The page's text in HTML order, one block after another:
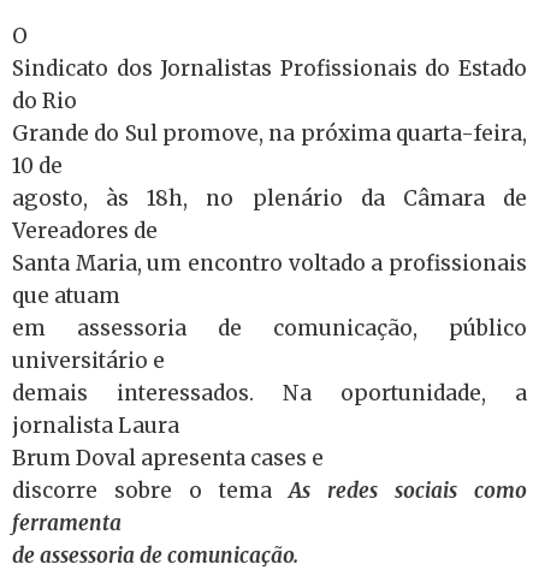
O
Sindicato dos Jornalistas Profissionais do Estado
do Rio
Grande do Sul promove, na próxima quarta-feira,
10 de
agosto, às 18h, no plenário da Câmara de
Vereadores de
Santa Maria, um encontro voltado a profissionais
que atuam
em assessoria de comunicação, público
universitário e
demais interessados. Na oportunidade, a
jornalista Laura
Brum Doval apresenta cases e
discorre sobre o temaAs redes sociais como
ferramenta
de assessoria de comunicação.